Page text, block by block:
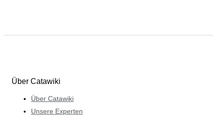
Über Catawiki
Über Catawiki
Unsere Experten